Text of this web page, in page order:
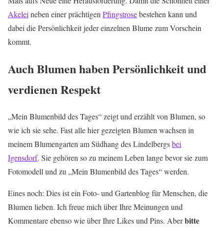
Akelei neben einer prächtigen Pfingstrosebestehen kann und
dabei die Persönlichkeit jeder einzelnen Blume zum Vorschein
kommt.
Auch Blumen haben Persönlichkeit und
verdienen Respekt
„Mein Blumenbild des Tages“ zeigt und erzählt von Blumen, so
wie ich sie sehe. Fast alle hier gezeigten Blumen wachsen in
meinem Blumengarten am Südhang des Lindelbergsbei
Igensdorf. Sie gehören so zu meinem Leben lange bevor sie zum
Fotomodell und zu „Mein Blumenbild des Tages“ werden.
Eines noch: Dies ist ein Foto- und Gartenblog für Menschen, die
Blumen lieben. Ich freue mich über Ihre Meinungen und
Kommentare ebenso wie über Ihre Likes und Pins. Aberbitte